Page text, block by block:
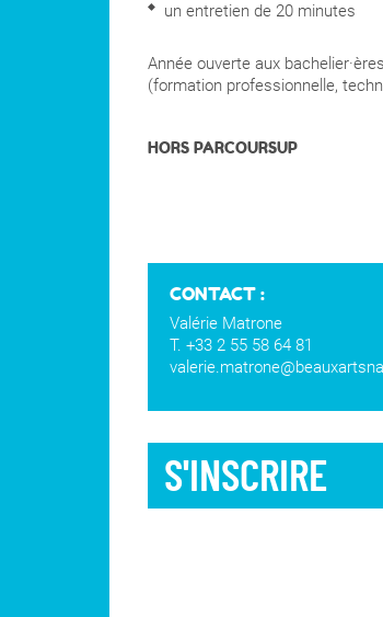
un entretien de 20 minutes
Année ouverte aux
(formation professionnelle,
HORS PARCOURSUP
CONTACT :
Valérie Matrone
T. +33 2 55 58 64 81
S'INSCRIRE